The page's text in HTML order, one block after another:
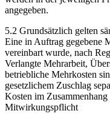
angegeben.
5.2 Grundsätzlich gelten
Eine in Auftrag gegebene
vereinbart wurde, nach
Verlangte Mehrarbeit,
betriebliche Mehrkosten
gesetzlichem Zuschlag
Kosten im
Mitwirkungspflicht